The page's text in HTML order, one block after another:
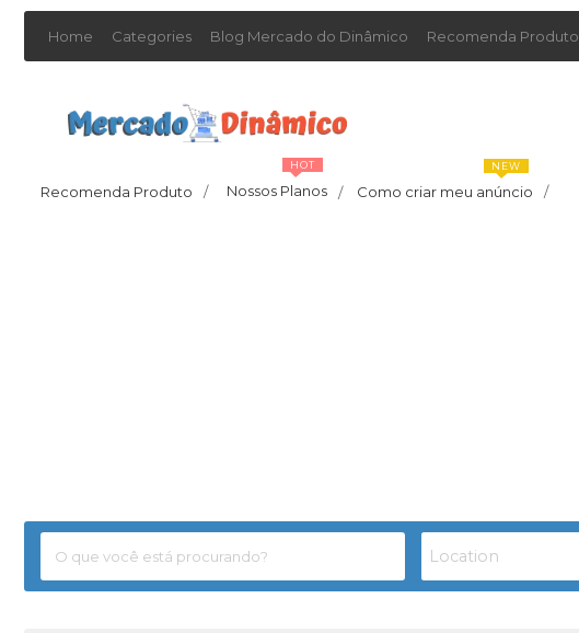
Home Categories Blog Mercado do Dinâmico Recomenda Produto
Recomenda Produto / Nossos Planos /
HOT
Como criar meu anúncio /
NEW